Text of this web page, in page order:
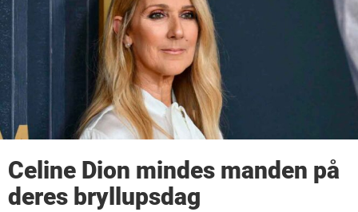
Celine Dion mindes manden på
deres bryllupsdag